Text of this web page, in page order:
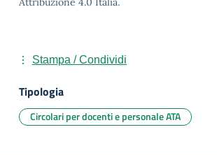
Stampa / Condividi
Tipologia
Circolari per docenti e personale ATA